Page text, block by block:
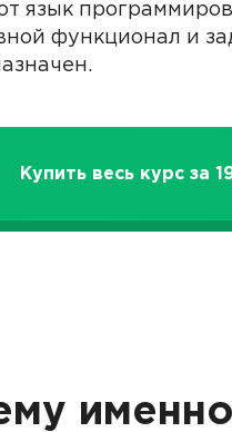
язык
функционал и
Купить весь курс за